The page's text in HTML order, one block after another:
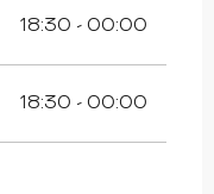
18:30 - 00:00
18:30 - 00:00